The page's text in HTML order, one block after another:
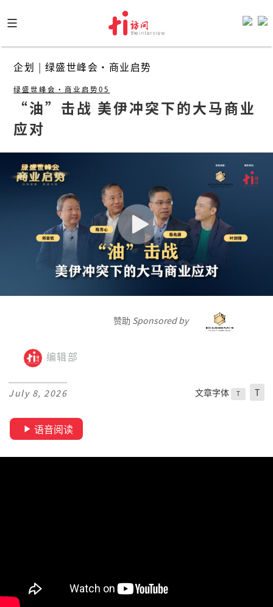
to
content
企划 | 绿盛世峰会·商业启势
绿盛世峰会·商业启势05
“油”击战 美伊冲突下的大马商业
应对
赞助 Sponsored by
编辑部
July 8, 2026 文章字体 T T
语音阅读